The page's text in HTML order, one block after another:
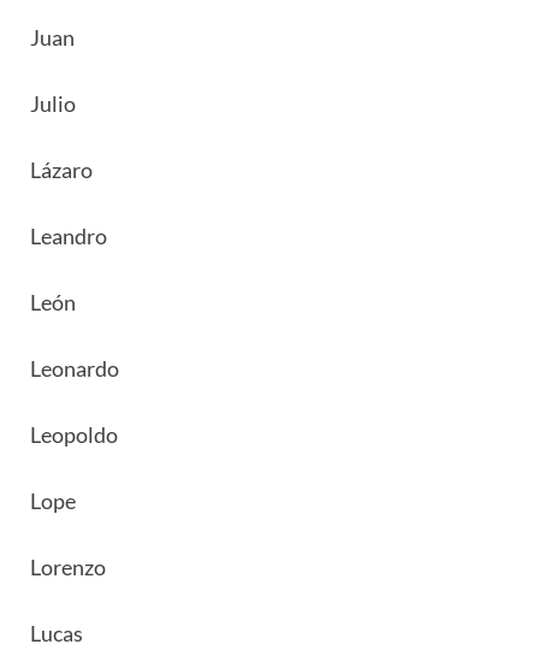
Juan
Julio
Lázaro
Leandro
León
Leonardo
Leopoldo
Lope
Lorenzo
Lucas